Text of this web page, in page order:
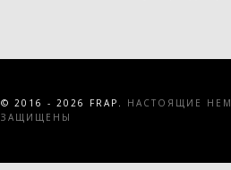
© 2016 - 2026 FRAP.
НАСТОЯЩИЕ
ЗАЩИЩЕНЫ